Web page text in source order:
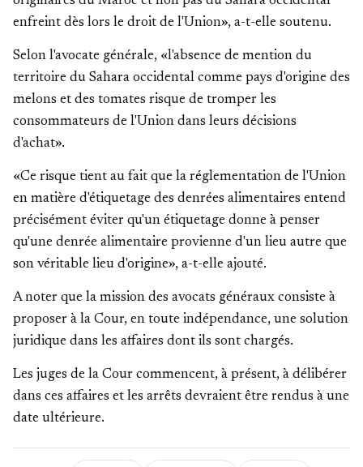
enfreint dès lors le droit de l'Union», a-t-elle soutenu.
Selon l'avocate générale, «l'absence de mention du
territoire du Sahara occidental comme pays d'origine des
melons et des tomates risque de tromper les
consommateurs de l'Union dans leurs décisions
d'achat».
«Ce risque tient au fait que la réglementation de l'Union
en matière d'étiquetage des denrées alimentaires entend
précisément éviter qu'un étiquetage donne à penser
qu'une denrée alimentaire provienne d'un lieu autre que
son véritable lieu d'origine», a-t-elle ajouté.
A noter que la mission des avocats généraux consiste à
proposer à la Cour, en toute indépendance, une solution
juridique dans les affaires dont ils sont chargés.
Les juges de la Cour commencent, à présent, à délibérer
dans ces affaires et les arrêts devraient être rendus à une
date ultérieure.